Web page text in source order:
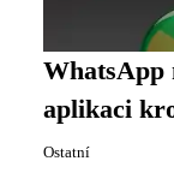
WhatsApp
aplikaci
Ostatní